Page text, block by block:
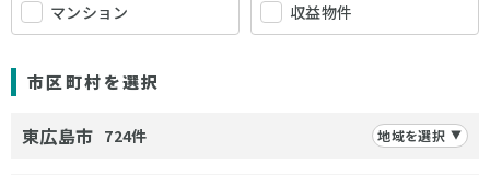
マンション 収益物件
市区町村を選択
東広島市 724件 地域を選択